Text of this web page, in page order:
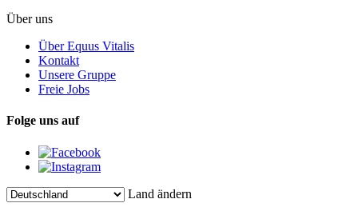
Über uns
Über Equus Vitalis
Kontakt
Unsere Gruppe
Freie Jobs
Folge uns auf
Land ändern